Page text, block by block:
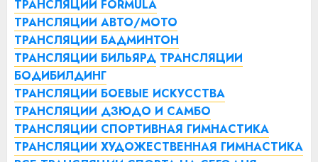
ТРАНСЛЯЦИИ FORMULA
ТРАНСЛЯЦИИ АВТО/МОТО
ТРАНСЛЯЦИИ БАДМИНТОН
ТРАНСЛЯЦИИ БИЛЬЯРД ТРАНСЛЯЦИИ
БОДИБИЛДИНГ
ТРАНСЛЯЦИИ БОЕВЫЕ ИСКУССТВА
ТРАНСЛЯЦИИ ДЗЮДО И САМБО
ТРАНСЛЯЦИИ СПОРТИВНАЯ ГИМНАСТИКА
ТРАНСЛЯЦИИ ХУДОЖЕСТВЕННАЯ ГИМНАСТИКА